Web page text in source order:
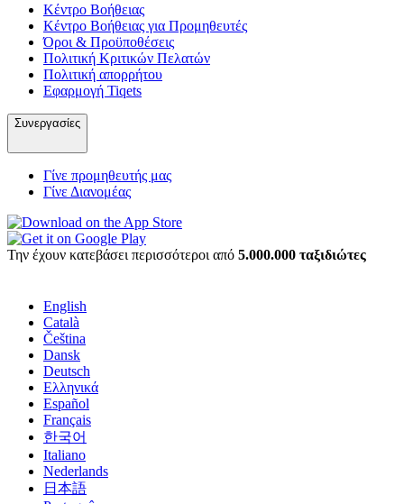
Κέντρο Βοήθειας
Κέντρο Βοήθειας για Προμηθευτές
Όροι & Προϋποθέσεις
Πολιτική Κριτικών Πελατών
Πολιτική απορρήτου
Εφαρμογή Tiqets
Συνεργασίες
Γίνε προμηθευτής μας
Γίνε Διανομέας
Την έχουν κατεβάσει περισσότεροι από 5.000.000 ταξιδιώτες
English
Català
Čeština
Dansk
Deutsch
Ελληνικά
Español
Français
한국어
Italiano
Nederlands
日本語